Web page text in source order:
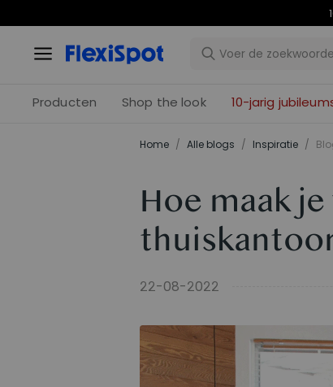
Producten Shop the look 10-jarig
Home / Alle blogs / Inspiratie /
Hoe maak
22-08-2022